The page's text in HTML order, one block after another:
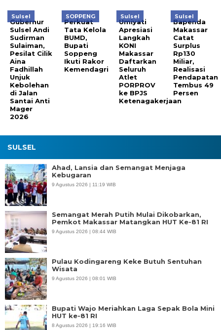
Sulsel
Gubernur
Sulsel Andi
Sudirman
Sulaiman,
Pesilat Cilik
Aina
Fadhillah
Unjuk
Kebolehan
di Jalan
Santai Anti
Mager
2026
SOPPENG
Perkuat
Tata Kelola
BUMD,
Bupati
Soppeng
Ikuti Rakor
Kemendagri
Sulsel
Umiyati
Apresiasi
Langkah
KONI
Makassar
Daftarkan
Seluruh
Atlet
PORPROV
ke BPJS
Ketenagakerjaan
Sulsel
Bapenda
Makassar
Catat
Surplus
Rp130
Miliar,
Realisasi
Pendapatan
Tembus 49
Persen
SULSEL
Ahad, Lansia dan Semangat Menjaga
Kebugaran
9 Agustus 2026 | 11:19 WIB
Semangat Merah Putih Mulai Dikobarkan,
Pemkot Makassar Matangkan HUT Ke-81 RI
9 Agustus 2026 | 08:44 WIB
Pulau Kodingareng Keke Butuh Sentuhan
Wisata
9 Agustus 2026 | 08:01 WIB
Bupati Wajo Meriahkan Laga Sepak Bola Mini
HUT ke-81 RI
8 Agustus 2026 | 19:16 WIB